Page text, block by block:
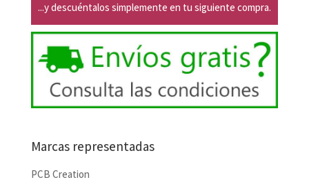
...y descuéntalos simplemente en tu siguiente compra.
Marcas representadas
PCB Creation